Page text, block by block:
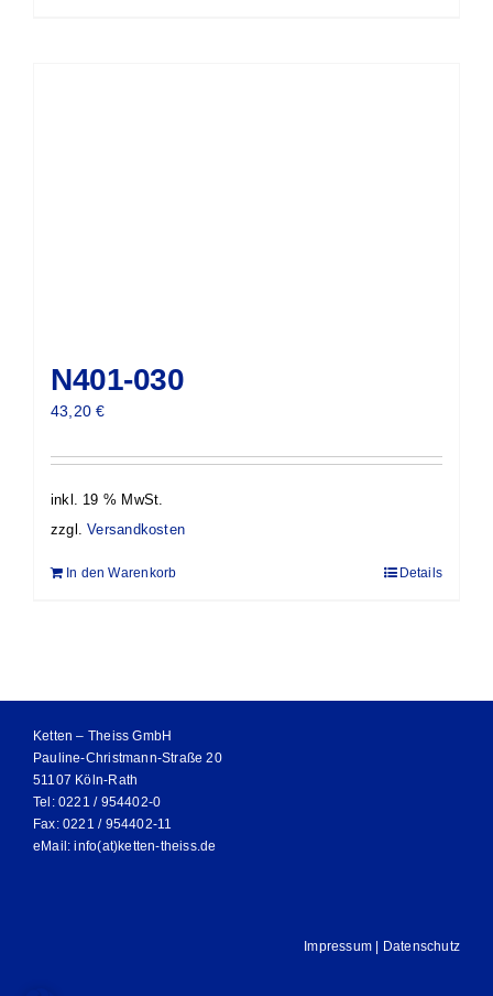
N401-030
43,20€
inkl. 19 % MwSt.
zzgl.Versandkosten
In den Warenkorb Details
Ketten – Theiss GmbH
Pauline-Christmann-Straße 20
51107 Köln-Rath
Tel: 0221 / 954402-0
Fax: 0221 / 954402-11
eMail:info(at)ketten-theiss.de
Impressum | Datenschutz